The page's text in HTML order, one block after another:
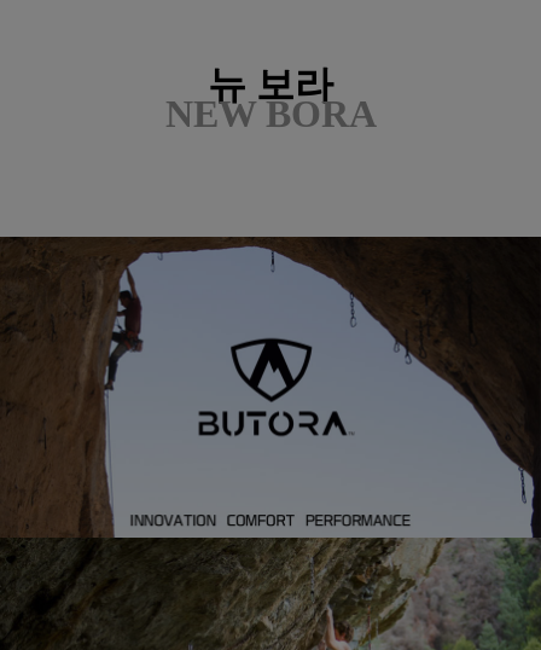
뉴 보라
NEW BORA